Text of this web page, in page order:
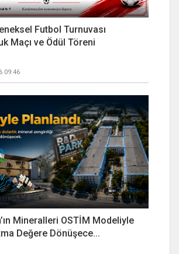
Futbol Turnuvası
Maçı ve Ödül Töreni
09:46
Mineralleri OSTİM Modeliyle
Değere Dönüşece...